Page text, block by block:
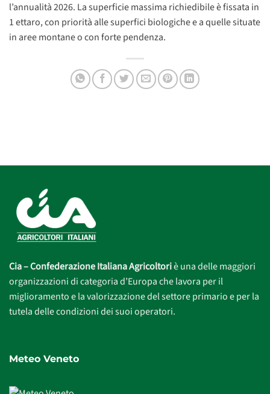
l’annualità 2026. La superficie massima richiedibile è fissata in
1 ettaro, con priorità alle superfici biologiche e a quelle situate
in aree montane o con forte pendenza.
Cia – Confederazione Italiana Agricoltoriè una delle maggiori
organizzazioni di categoria d’Europa che lavora per il
miglioramento e la valorizzazione del settore primario e per la
tutela delle condizioni dei suoi operatori.
Meteo Veneto